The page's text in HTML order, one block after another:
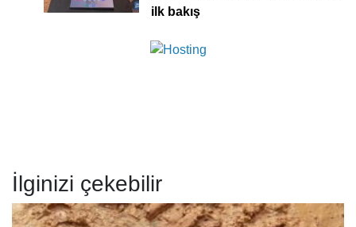
ilk bakış
İlginizi çekebilir